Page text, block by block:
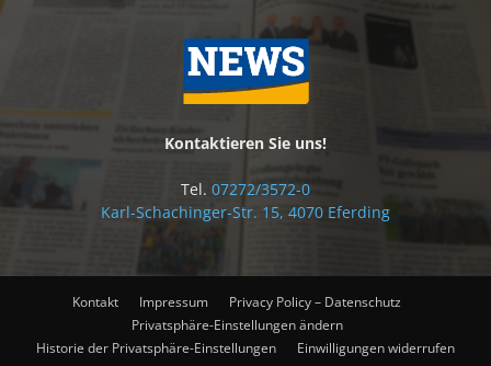
Kontaktieren Sie uns!
Tel. 07272/3572-0
Karl-Schachinger-Str. 15, 4070 Eferding
Kontakt Impressum
Privacy Policy – Datenschutz
Privatsphäre-Einstellungen ändern
Historie der Privatsphäre-Einstellungen
Einwilligungen widerrufen